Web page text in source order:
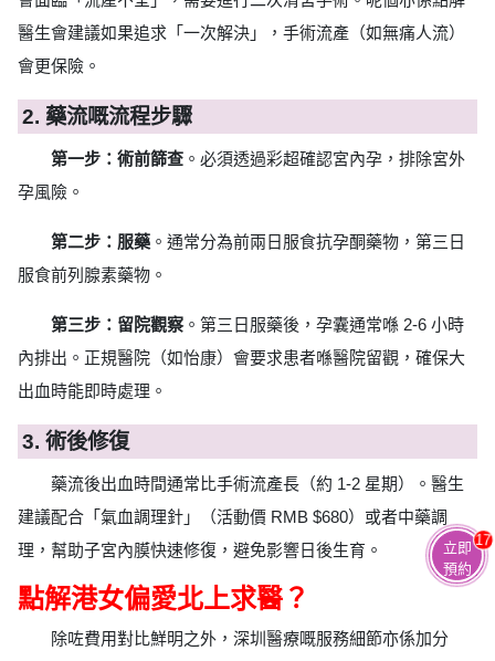
醫生會建議如果追求「一次解決」，手術流產（如無痛人流）
會更保險。
2. 藥流嘅流程步驟
第一步：術前篩查 。必須透過彩超確認宮內孕，排除宮外
孕風險。
第二步：服藥 。通常分為前兩日服食抗孕酮藥物，第三日
服食前列腺素藥物。
第三步：留院觀察。第三日服藥後，孕囊通常喺 2-6 小時
內排出。正規醫院（如怡康）會要求患者喺醫院留觀，確保大
出血時能即時處理。
3. 術後修復
藥流後出血時間通常比手術流產長（約 1-2 星期）。醫生
建議配合「氣血調理針」（活動價 RMB $680）或者中藥調
理，幫助子宮內膜快速修復，避免影響日後生育。
點解港女偏愛北上求醫？
除咗費用對比鮮明之外，深圳醫療嘅服務細節亦係加分
立即
預約
17